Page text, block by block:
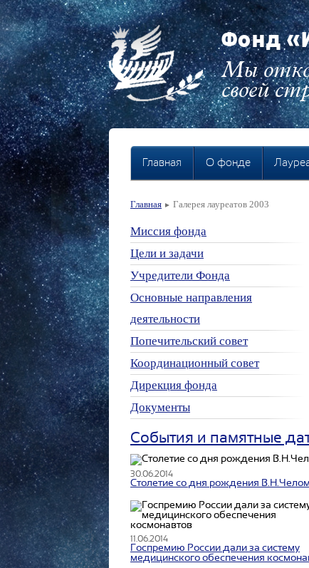
Фонд
Мы
своей
Главная О фонде
Главная ► Галерея лауреатов 2003
Миссия фонда
Цели и задачи
Учредители Фонда
Основные направления
деятельности
Попечительский совет
Координационный совет
Дирекция фонда
Документы
События и памятные
30.06.2014
Столетие со дня рождения
11.06.2014
Госпремию России дали за систему
медицинского обеспечения